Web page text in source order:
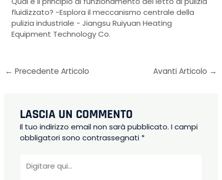
fluidizzato? -Esplora il meccanismo centrale della
pulizia industriale - Jiangsu Ruiyuan Heating
Equipment Technology Co.
← Precedente Articolo Avanti Articolo →
LASCIA UN COMMENTO
Il tuo indirizzo email non sarà pubblicato. I campi
obbligatori sono contrassegnati *
qui...